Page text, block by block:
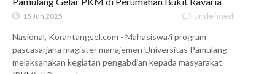
15 Jun 2025 undefined
Nasional, Korantangsel.com - Mahasiswa/i program
pascasarjana magister manajemen Universitas Pamulang
melaksanakan kegiatan pengabdian kepada masyarakat